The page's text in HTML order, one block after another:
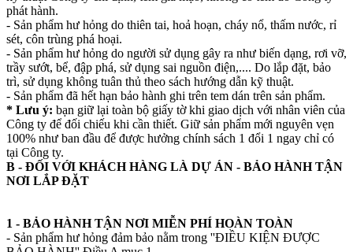
phát hành.
- Sản phẩm hư hỏng do thiên tai, hoả hoạn, cháy nổ, thấm nước, rỉ
sét, côn trùng phá hoại.
- Sản phẩm hư hỏng do người sử dụng gây ra như biến dạng, rơi vỡ,
trầy sướt, bể, đập phá, sử dụng sai nguồn điện,.... Do lắp đặt, bảo
trì, sử dụng không tuân thủ theo sách hướng dẫn kỹ thuật.
- Sản phẩm đã hết hạn bảo hành ghi trên tem dán trên sản phẩm.
* Lưu ý: bạn giữ lại toàn bộ giấy tờ khi giao dịch với nhân viên của
Công ty để đối chiếu khi cần thiết. Giữ sản phẩm mới nguyên vẹn
100% như ban đầu để được hưởng chính sách 1 đổi 1 ngay chỉ có
tại Công ty.
B - ĐỐI VỚI KHÁCH HÀNG LÀ DỰ ÁN - BẢO HÀNH TẬN
NƠI LẮP ĐẶT
1 - BẢO HÀNH TẬN NƠI MIỄN PHÍ HOÀN TOÀN
- Sản phẩm hư hỏng đảm bảo nằm trong ''ĐIỀU KIỆN ĐƯỢC